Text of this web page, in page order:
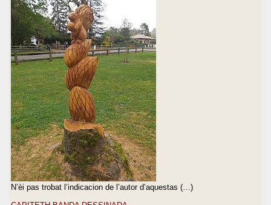
N’èi pas trobat l’indicacion de l’autor d’aquestas (…)